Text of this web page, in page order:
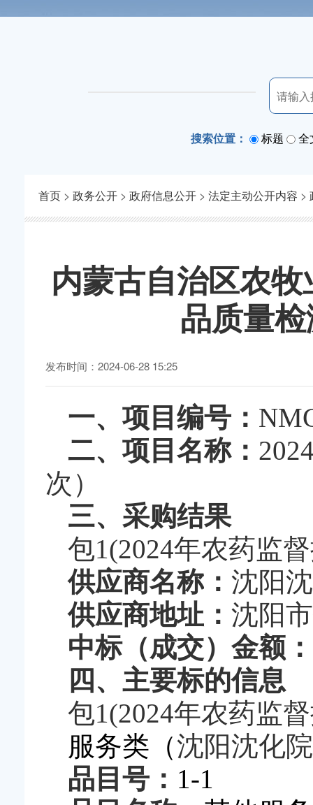
搜索位置： 标题 全
首页 > 政务公开 > 政府信息公开 > 法定主动公开内容 >
内蒙古自治区农
品质量
发布时间：2024-06-28 15:25
一、 项目编号：
二、项目名称：
次）
三、采购结果
包1(2024年农药监
供应商名称 ： 沈阳
供应商地址 ： 沈阳
中标（成交）金额 ：
四 、主要标的信息
包1(2024年农药监
服务类（沈阳沈化
品目号 ： 1-1